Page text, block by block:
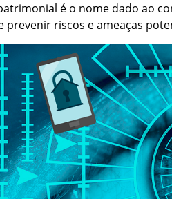
é o nome dado ao
prevenir riscos e ameaças